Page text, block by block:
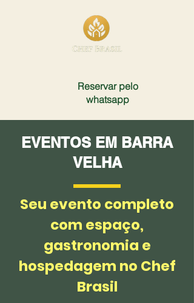
Reservar pelo
whatsapp
EVENTOS EM BARRA
VELHA
Seu evento completo
com espaço,
gastronomia e
hospedagem no Chef
Brasil